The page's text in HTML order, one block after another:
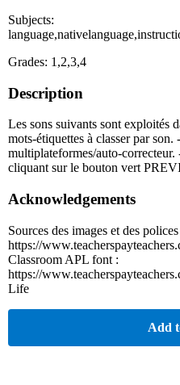
Subjects:
Grades: 1,2,3,4
Description
Les sons suivants sont
mots-étiquettes à classer par
multiplateformes/auto-
cliquant sur le bouton vert
Acknowledgements
Sources des images et des
https://
Classroom APL font :
https://
Life
Add